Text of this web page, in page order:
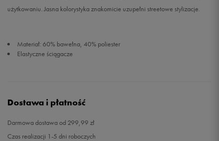
użytkowaniu. Jasna kolorystyka znakomicie uzupełni streetowe stylizacje.
Materiał: 60% bawełna, 40% poliester
Elastyczne ściągacze
Dostawa i płatność
Darmowa dostawa od 299,99 zł
Czas realizacji 1-5 dni roboczych